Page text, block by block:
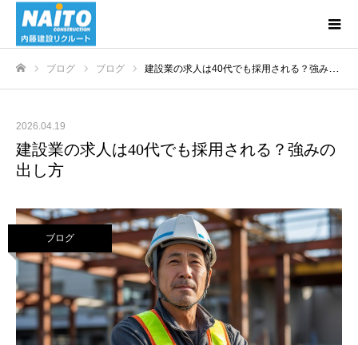
ブログ ブログ 建設業の求人は40代でも採用される？強みの出し方
2026.04.19
建設業の求人は40代でも採用される？強みの
出し方
ブログ